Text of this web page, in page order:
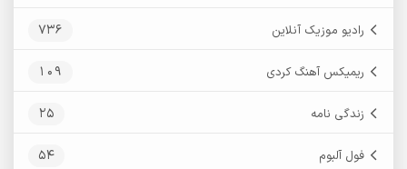
رادیو موزیک آنلاین 736
ریمیکس آهنگ کردی 109
زندگی نامه 25
فول آلبوم 54